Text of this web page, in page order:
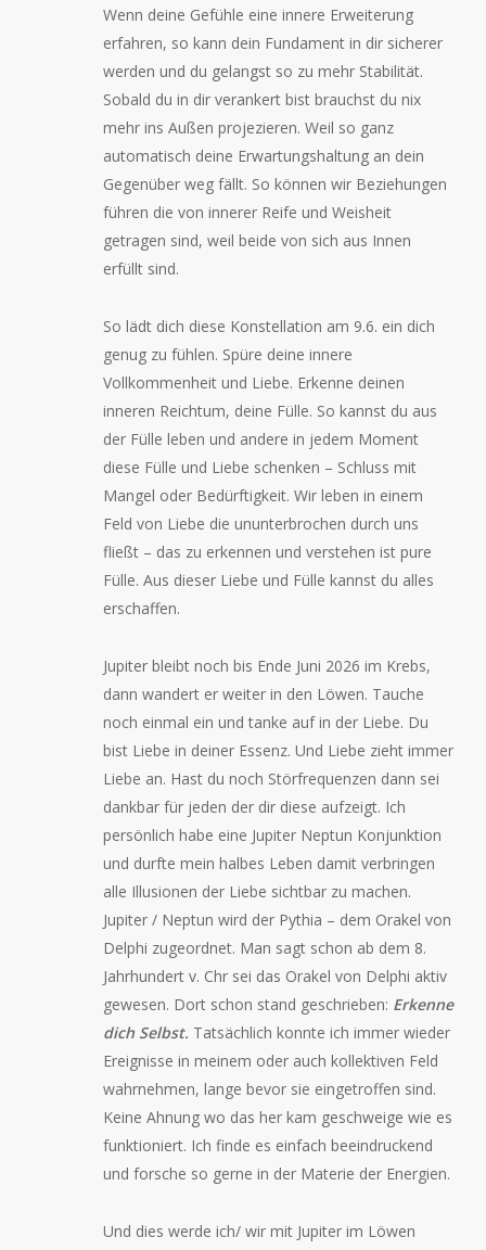
Wenn deine Gefühle eine innere Erweiterung
erfahren, so kann dein Fundament in dir sicherer
werden und du gelangst so zu mehr Stabilität.
Sobald du in dir verankert bist brauchst du nix
mehr ins Außen projezieren. Weil so ganz
automatisch deine Erwartungshaltung an dein
Gegenüber weg fällt. So können wir Beziehungen
führen die von innerer Reife und Weisheit
getragen sind, weil beide von sich aus Innen
erfüllt sind.
So lädt dich diese Konstellation am 9.6. ein dich
genug zu fühlen. Spüre deine innere
Vollkommenheit und Liebe. Erkenne deinen
inneren Reichtum, deine Fülle. So kannst du aus
der Fülle leben und andere in jedem Moment
diese Fülle und Liebe schenken – Schluss mit
Mangel oder Bedürftigkeit. Wir leben in einem
Feld von Liebe die ununterbrochen durch uns
fließt – das zu erkennen und verstehen ist pure
Fülle. Aus dieser Liebe und Fülle kannst du alles
erschaffen.
Jupiter bleibt noch bis Ende Juni 2026 im Krebs,
dann wandert er weiter in den Löwen. Tauche
noch einmal ein und tanke auf in der Liebe. Du
bist Liebe in deiner Essenz. Und Liebe zieht immer
Liebe an. Hast du noch Störfrequenzen dann sei
dankbar für jeden der dir diese aufzeigt. Ich
persönlich habe eine Jupiter Neptun Konjunktion
und durfte mein halbes Leben damit verbringen
alle Illusionen der Liebe sichtbar zu machen.
Jupiter / Neptun wird der Pythia – dem Orakel von
Delphi zugeordnet. Man sagt schon ab dem 8.
Jahrhundert v. Chr sei das Orakel von Delphi aktiv
gewesen. Dort schon stand geschrieben: Erkenne
dich Selbst. Tatsächlich konnte ich immer wieder
Ereignisse in meinem oder auch kollektiven Feld
wahrnehmen, lange bevor sie eingetroffen sind.
Keine Ahnung wo das her kam geschweige wie es
funktioniert. Ich finde es einfach beeindruckend
und forsche so gerne in der Materie der Energien.
Und dies werde ich/ wir mit Jupiter im Löwen